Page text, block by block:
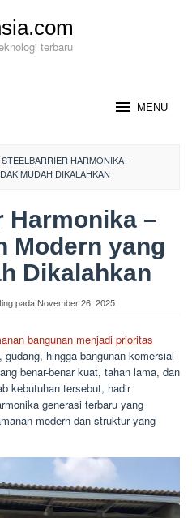
terbaru
MENU
STEELBARRIER HARMONIKA –
MUDAH DIKALAHKAN
Harmonika –
Modern yang
Dikalahkan
padaNovember 26, 2025
bangunan menjadi prioritas
hingga bangunan komersial
benar-benar kuat, tahan lama, dan
kebutuhan tersebut, hadir
generasi terbaru yang
modern dan struktur yang